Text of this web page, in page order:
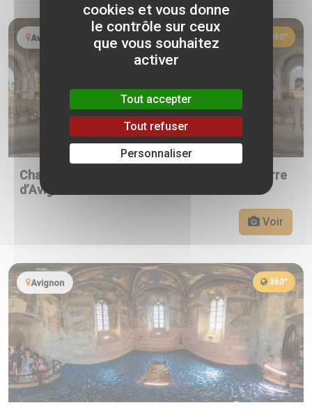
Avignon 360°
Chapelle Saint-Pierre de la basilique Saint-Pierre
d’Avignon
Voir
Avignon 360°
cookies et vous donne
le contrôle sur ceux
que vous souhaitez
activer
Tout accepter
Tout refuser
Personnaliser